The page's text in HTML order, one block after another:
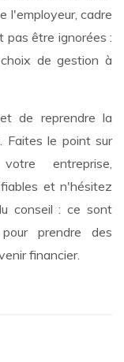
l'employeur, cadre
pas être ignorées :
de gestion à
de reprendre la
Faites le point sur
entreprise,
et n'hésitez
conseil : ce sont
prendre des
financier.